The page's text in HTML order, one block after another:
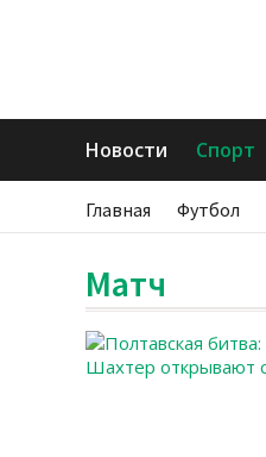
Новости Спорт
Главная Футбол
Матч